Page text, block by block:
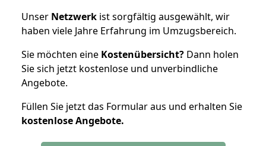
Unser Netzwerk ist sorgfältig ausgewählt, wir
haben viele Jahre Erfahrung im Umzugsbereich.
Sie möchten eine Kostenübersicht? Dann holen
Sie sich jetzt kostenlose und unverbindliche
Angebote.
Füllen Sie jetzt das Formular aus und erhalten Sie
kostenloseAngebote.